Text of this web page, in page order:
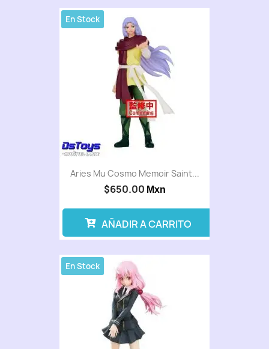
Aries Mu Cosmo Memoir Saint...
$650.00 Mxn
En Stock
AÑADIR A CARRITO
En Stock